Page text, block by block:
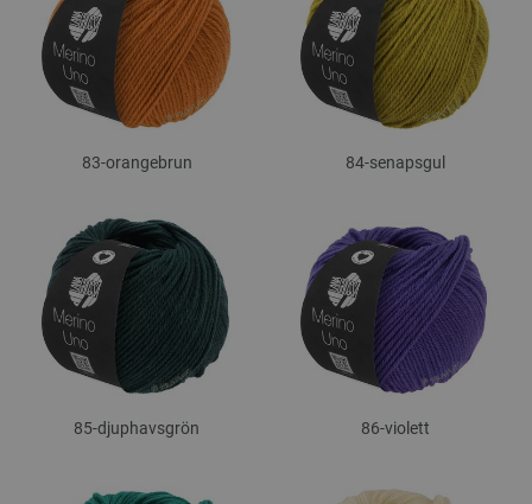
83-orangebrun 84-senapsgul
85-djuphavsgrön 86-violett